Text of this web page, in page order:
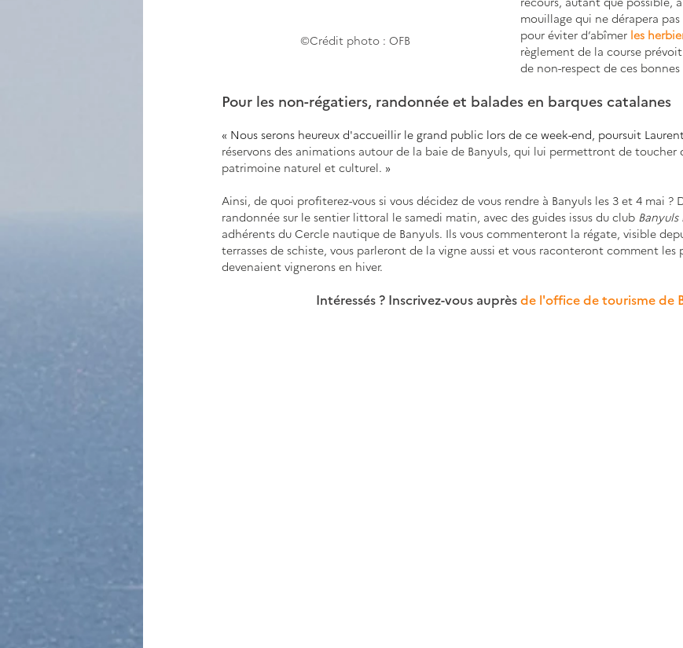
©Crédit photo : OFB
mouillage qui ne dérapera
pour éviter d’abîmer les
règlement de la course
de non-respect de ces
Pour les non-régatiers, randonnée et balades en barques catalanes
« Nous serons heureux d'accueillir le grand public lors de ce week-end, poursuit
réservons des animations autour de la baie de Banyuls, qui lui permettront de
patrimoine naturel et culturel. »
Ainsi, de quoi profiterez-vous si vous décidez de vous rendre à Banyuls les 3 et 4 mai ?
randonnée sur le sentier littoral le samedi matin, avec des guides issus du club
adhérents du Cercle nautique de Banyuls. Ils vous commenteront la régate, visible
terrasses de schiste, vous parleront de la vigne aussi et vous raconteront comment les
devenaient vignerons en hiver.
Intéressés ? Inscrivez-vous auprès de l'office de tourisme de